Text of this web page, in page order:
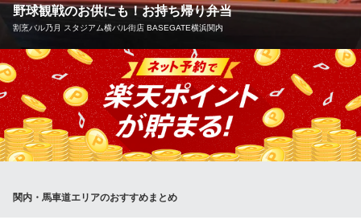
松屋 関内仲通り店
牛めし・カレー・定食
神奈川県横浜市中区常盤町2-10 常盤不動産ビル1F
野球観戦のお供にも！お持ち帰り弁当
割烹バル乃月 スタジアム横バル街店 BASEGATE横浜関内
【数量限定 ふぐ×うなぎ弁当 】2,300円 野球観戦、行楽のお供
や、会社ランチなどにいかがでしょうか！前日までにご予約くだ
さい。お受け取り日時を指定していただけますと。お待たせする
事なくお渡し可能です。（当店のお米はすべて新潟県産米を産地
直送していただいております）
関内駅前◆割烹バル
関内・馬車道エリアのおすすめまとめ